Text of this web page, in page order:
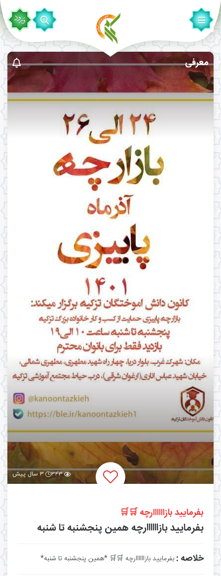
معرفی
۳۴۳ ۳ سال پیش
بفرمایید بازاااااارچه 🛒🛒
بفرمایید بازاااااارچه همین پنجشنبه تا شنبه
خلاصه : بفرمایید بازاااااارچه 🛒🛒 *همین پنجشنبه تا شنبه*